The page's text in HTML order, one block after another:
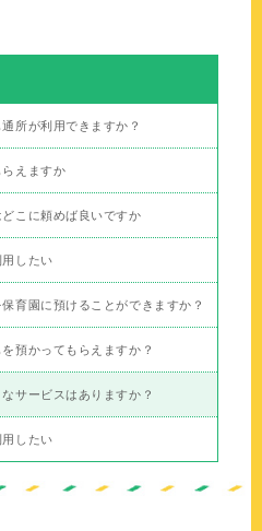
所が利用できますか？
えますか
こに頼めば良いですか
したい
育園に預けることができますか？
預かってもらえますか？
サービスはありますか？
したい